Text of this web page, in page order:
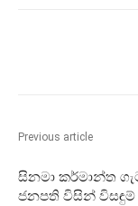
Previous article
සිනමා කර්මාන්ත
ජනපති විසින් විසඳුම්